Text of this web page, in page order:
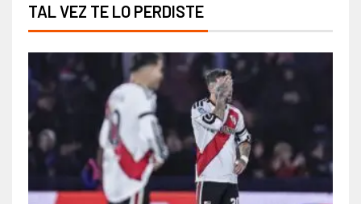
TAL VEZ TE LO PERDISTE